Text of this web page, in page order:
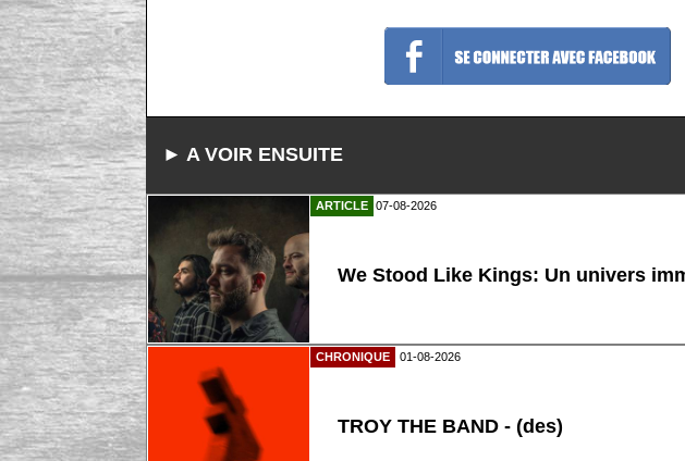
► A VOIR ENSUITE
ARTICLE 07-08-2026
We Stood Like Kings: Un univers
CHRONIQUE 01-08-2026
TROY THE BAND - (des)